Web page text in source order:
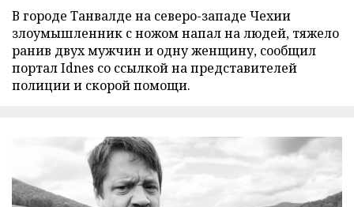
В городе Танвалде на северо-западе Чехии
злоумышленник с ножом напал на людей, тяжело
ранив двух мужчин и одну женщину, сообщил
портал Idnes со ссылкой на представителей
полиции и скорой помощи.